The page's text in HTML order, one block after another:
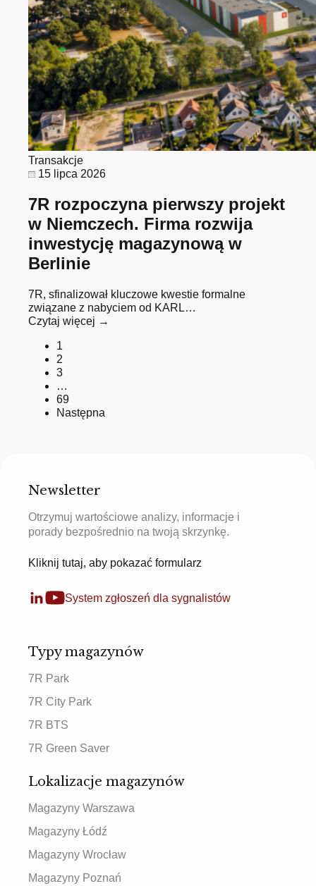
Transakcje
15 lipca 2026
7R rozpoczyna pierwszy projekt
w Niemczech. Firma rozwija
inwestycję magazynową w
Berlinie
7R, sfinalizował kluczowe kwestie formalne
związane z nabyciem od KARL…
Czytaj więcej →
1
2
3
…
69
Następna
Newsletter
Otrzymuj wartościowe analizy, informacje i
porady bezpośrednio na twoją skrzynkę.
Kliknij tutaj, aby pokazać formularz
System zgłoszeń dla sygnalistów
Typy magazynów
7R Park
7R City Park
7R BTS
7R Green Saver
Lokalizacje magazynów
Magazyny Warszawa
Magazyny Łódź
Magazyny Wrocław
Magazyny Poznań